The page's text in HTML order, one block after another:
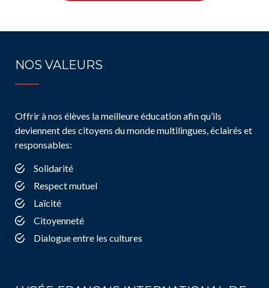
NOS VALEURS
Offrir à nos élèves la meilleure éducation afin qu’ils
deviennent des citoyens du monde multilingues, éclairés et
responsables:
Solidarité
Respect mutuel
Laïcité
Citoyenneté
Dialogue entre les cultures